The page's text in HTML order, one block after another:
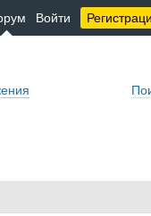
Войти